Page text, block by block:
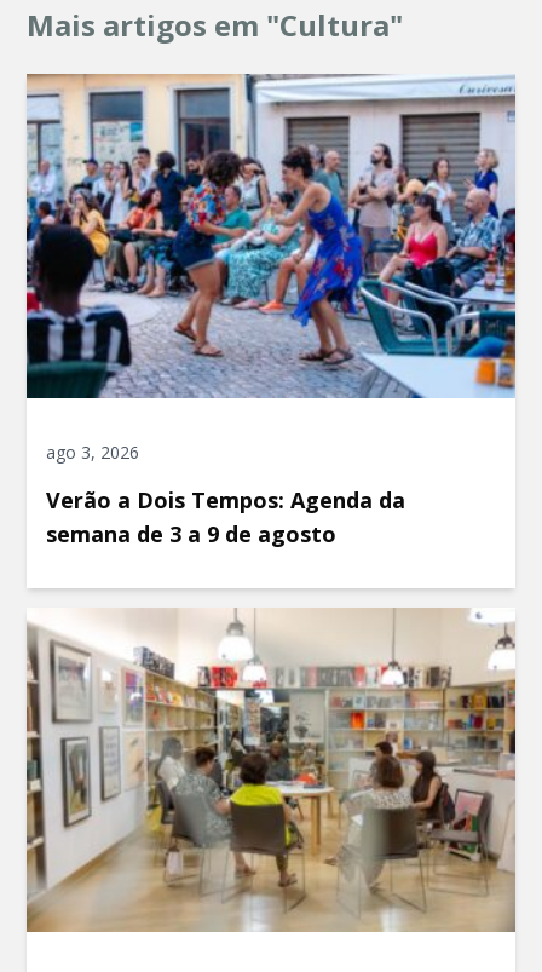
Mais artigos em "Cultura"
ago 3, 2026
Verão a Dois Tempos: Agenda da
semana de 3 a 9 de agosto